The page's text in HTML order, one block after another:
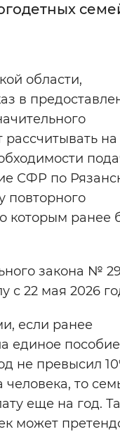
буквами
Выключены
настройки
области,
в
на
СФР по
повторного
которым ранее
закона №
с 22 мая 2026
если ранее
единое
не превысил
то
еще на год.
может